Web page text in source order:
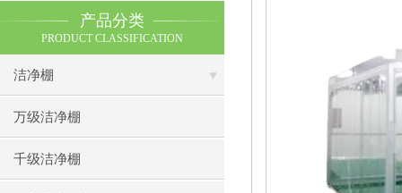
产品分类
PRODUCT CLASSIFICATION
洁净棚
万级洁净棚
千级洁净棚